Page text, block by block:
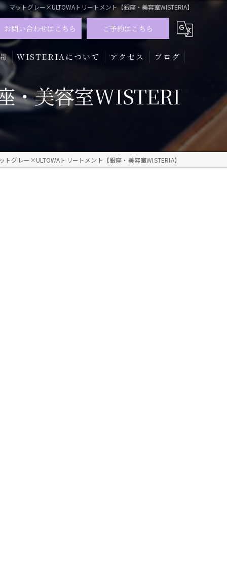
マットグレー×ULTOWAトリートメント【銀座・美容室WISTERIA】
お問い合わせはこちら ご予約はこちら
WISTERIAについて
髪質改善
メンズ
アクセス ブログ
・美容室WISTERI
トグレー×ULTOWAトリートメント【銀座・美容室WISTERIA】